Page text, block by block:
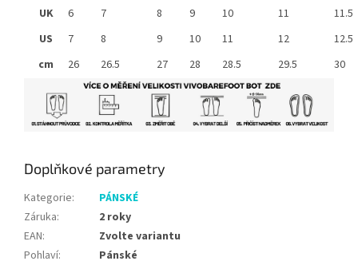
UK
6 7 8 9 10 11
11.5
US
7 8 9 10 11 12
12.5
cm
26 26.5 27 28 28.5 29.5 30
Doplňkové parametry
Kategorie:
PÁNSKÉ
Záruka:
2 roky
EAN:
Zvolte variantu
Pohlaví:
Pánské